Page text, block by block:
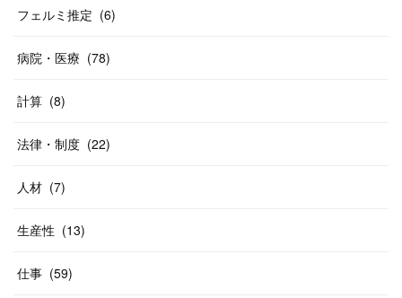
フェルミ推定 (6)
病院・医療 (78)
計算 (8)
法律・制度 (22)
人材 (7)
生産性 (13)
仕事 (59)